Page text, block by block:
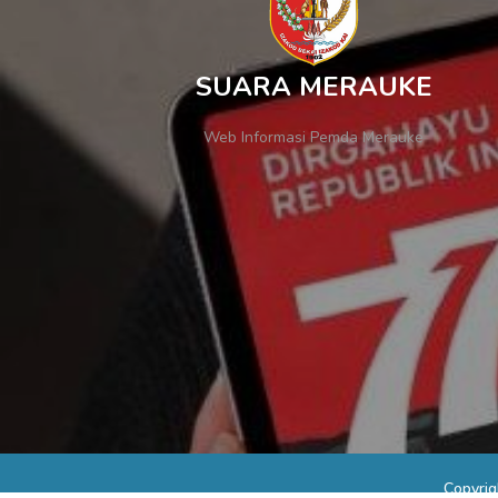
SUARA MERAUKE
Web Informasi Pemda Merauke